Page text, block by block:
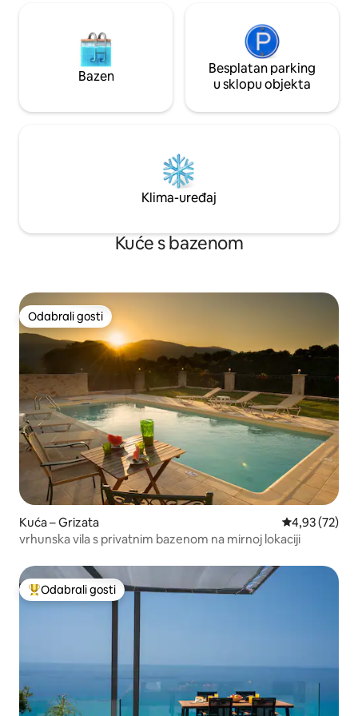
Bazen
Besplatan parking
u sklopu objekta
Klima-uređaj
Kuće s bazenom
Odabrali gosti
Odabrali gosti
Kuća – Grizata Prosječna
4,93 (72)
vrhunska vila s privatnim bazenom na mirnoj lokaciji
Među najviše rangiranima s oznakom „Odabrali gosti”
Odabrali gosti